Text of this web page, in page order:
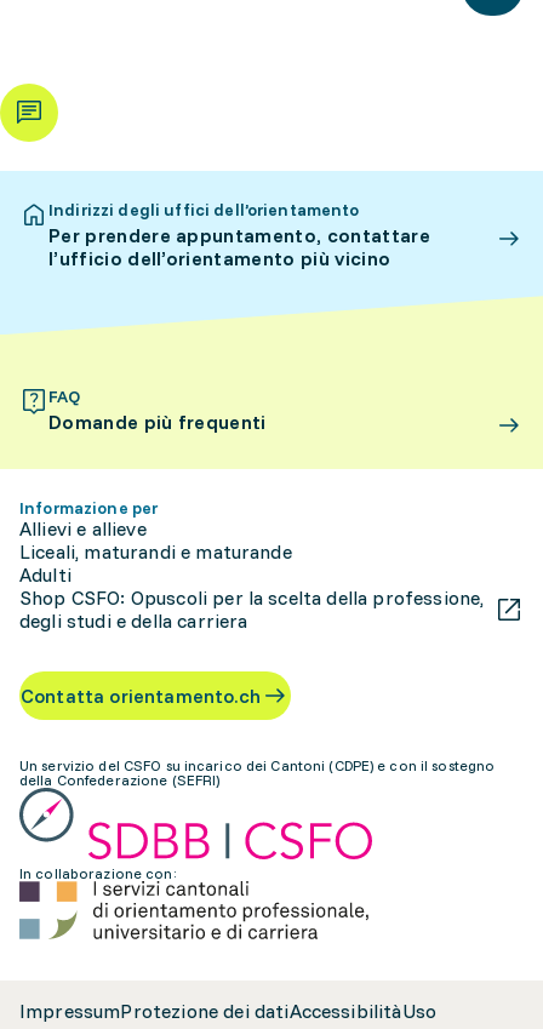
Indirizzi degli uffici dell’orientamento
Per prendere appuntamento, contattare
l’ufficio dell’orientamento più vicino
FAQ
Domande più frequenti
Informazione per
Allievi e allieve
Liceali, maturandi e maturande
Adulti
Shop CSFO: Opuscoli per la scelta della professione,
degli studi e della carriera
Contatta orientamento.ch
Un servizio del CSFO su incarico dei Cantoni (CDPE) e con il sostegno
della Confederazione (SEFRI)
In collaborazione con:
ImpressumProtezione dei datiAccessibilitàUso